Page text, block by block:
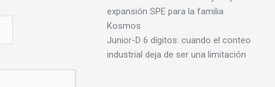
expansión SPE para la familia
Kosmos
Junior-D 6 dígitos: cuando el conteo
industrial deja de ser una limitación